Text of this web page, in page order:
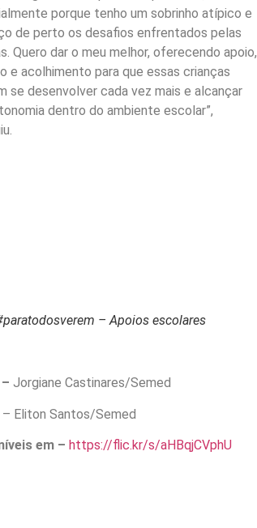
porque tenho um sobrinho atípico e
de perto os desafios enfrentados pelas
Quero dar o meu melhor, oferecendo apoio,
e acolhimento para que essas crianças
se desenvolver cada vez mais e alcançar
dentro do ambiente escolar”,
– Apoios escolares
Jorgiane Castinares/Semed
– Eliton Santos/Semed
em – https://flic.kr/s/aHBqjCVphU